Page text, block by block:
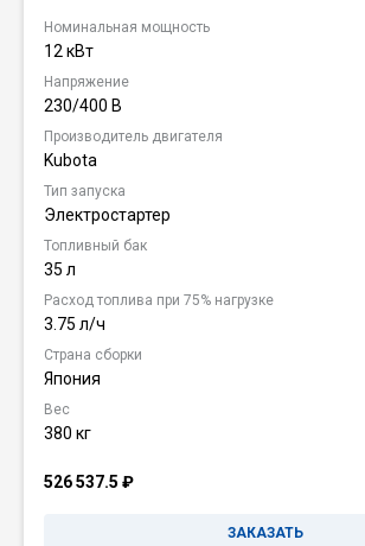
Номинальная мощность
12 кВт
Напряжение
230/400 В
Производитель двигателя
Kubota
Тип запуска
Электростартер
Топливный бак
35 л
Расход топлива при 75% нагрузке
3.75 л/ч
Страна сборки
Япония
Вес
380 кг
526 537.5 ₽
ЗАКАЗАТЬ